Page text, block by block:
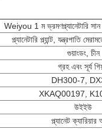
Weiyou 1 ম ভ্রমণপ্ল্যানেটারি
প্ল্যানেটারি প্ল্যান্ট, যন্ত্রপাতি
গুয়াংডং, চীন
গ্রহ এবং সূর্য
DH300-7,
XKAQ00197,
উইইউ
প্ল্যানেট ক্যারিয়ার